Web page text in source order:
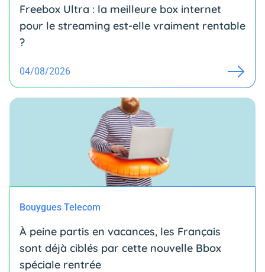
Freebox Ultra : la meilleure box internet
pour le streaming est-elle vraiment rentable
?
04/08/2026
Bouygues Telecom
À peine partis en vacances, les Français
sont déjà ciblés par cette nouvelle Bbox
spéciale rentrée